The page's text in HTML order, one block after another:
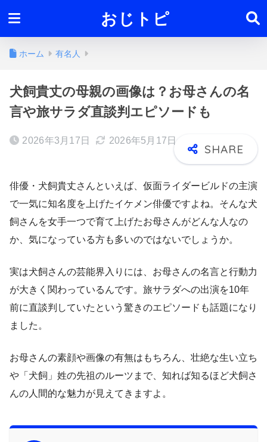
おじトピ
ホーム 有名人
犬飼貴丈の母親の画像は？お母さんの名
言や旅サラダ直談判エピソードも
2026年3月17日 2026年5月17日
俳優・犬飼貴丈さんといえば、仮面ライダービルドの主演
で一気に知名度を上げたイケメン俳優ですよね。そんな犬
飼さんを女手一つで育て上げたお母さんがどんな人なの
か、気になっている方も多いのではないでしょうか。
実は犬飼さんの芸能界入りには、お母さんの名言と行動力
が大きく関わっているんです。旅サラダへの出演を10年
前に直談判していたという驚きのエピソードも話題になり
ました。
お母さんの素顔や画像の有無はもちろん、壮絶な生い立ち
や「犬飼」姓の先祖のルーツまで、知れば知るほど犬飼さ
んの人間的な魅力が見えてきますよ。